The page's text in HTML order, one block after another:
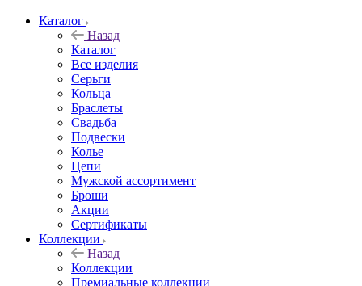
Каталог
Назад
Каталог
Все изделия
Серьги
Кольца
Браслеты
Свадьба
Подвески
Колье
Цепи
Мужской ассортимент
Броши
Акции
Сертификаты
Коллекции
Назад
Коллекции
Премиальные коллекции